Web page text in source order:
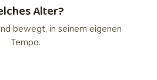
Alter?
bewegt, in seinem eigenen
Tempo.